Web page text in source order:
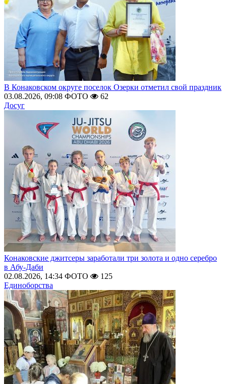
В Конаковском округе поселок Озерки отметил свой праздник
03.08.2026, 09:08 ФОТО
62
Досуг
Конаковские джитсеры заработали три золота и одно серебро
в Абу-Даби
02.08.2026, 14:34 ФОТО
125
Единоборства